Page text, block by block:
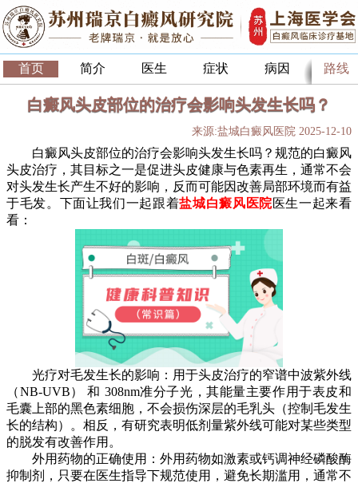
首页 简介 医生 症状 病因 路线
白癜风头皮部位的治疗会影响头发生长吗？
来源:盐城白癜风医院 2025-12-10
白癜风头皮部位的治疗会影响头发生长吗？规范的白癜风
头皮治疗，其目标之一是促进头皮健康与色素再生，通常不会
对头发生长产生不好的影响，反而可能因改善局部环境而有益
于毛发。下面让我们一起跟着盐城白癜风医院医生一起来看
看：
光疗对毛发生长的影响：用于头皮治疗的窄谱中波紫外线
（NB-UVB） 和 308nm准分子光，其能量主要作用于表皮和
毛囊上部的黑色素细胞，不会损伤深层的毛乳头（控制毛发生
长的结构）。相反，有研究表明低剂量紫外线可能对某些类型
的脱发有改善作用。
外用药物的正确使用：外用药物如激素或钙调神经磷酸酶
抑制剂，只要在医生指导下规范使用，避免长期滥用，通常不